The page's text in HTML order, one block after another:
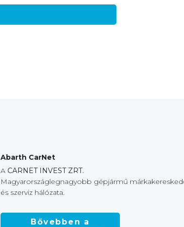
Abarth CarNet
A CARNET INVEST ZRT.
Magyarországlegnagyobb gépjármű
és szerviz hálózata.
Bővebben a